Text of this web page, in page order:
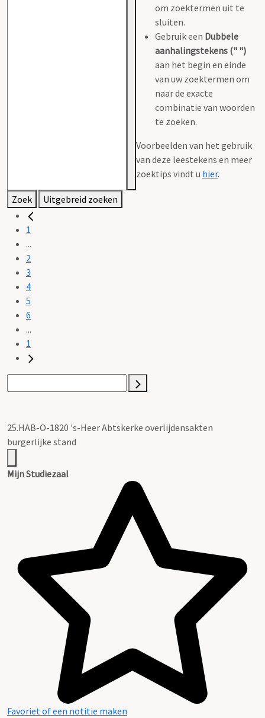
om zoektermen uit te
sluiten.
Gebruik een Dubbele
aanhalingstekens (" ")
aan het begin en einde
van uw zoektermen om
naar de exacte
combinatie van woorden
te zoeken.
Voorbeelden van het gebruik
van deze leestekens en meer
zoektips vindt u hier.
Zoek Uitgebreid zoeken
1
...
2
3
4
5
6
...
1
25.HAB-O-1820 's-Heer Abtskerke overlijdensakten
burgerlijke stand
Mijn Studiezaal
Favoriet of een notitie maken